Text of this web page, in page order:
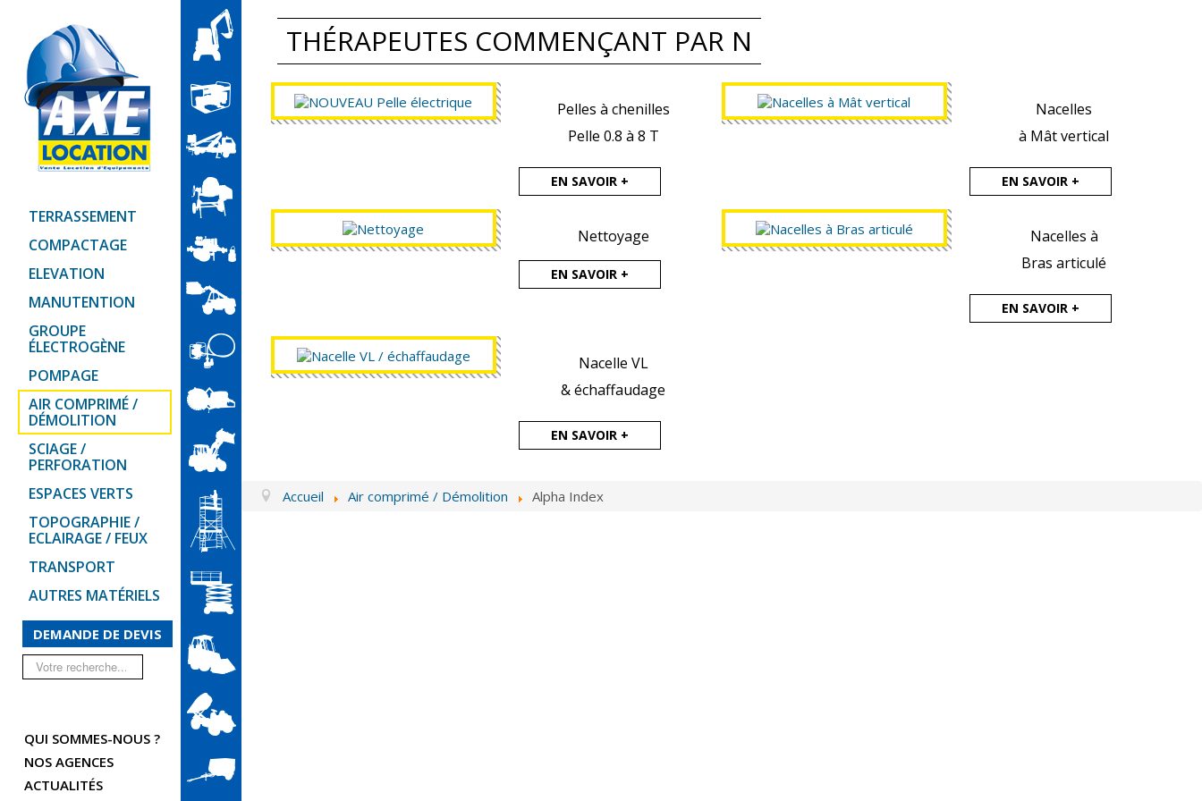
TERRASSEMENT
COMPACTAGE
ELEVATION
MANUTENTION
GROUPE
ÉLECTROGÈNE
POMPAGE
AIR COMPRIMÉ /
DÉMOLITION
SCIAGE /
PERFORATION
ESPACES VERTS
TOPOGRAPHIE /
ECLAIRAGE / FEUX
TRANSPORT
AUTRES MATÉRIELS
DEMANDE DE DEVIS
Rechercher
QUI SOMMES-NOUS ?
NOS AGENCES
ACTUALITÉS
THÉRAPEUTES COMMENÇANT PAR N
Pelles à chenilles
Pelle 0.8 à 8 T
EN SAVOIR +
Nacelles
à Mât vertical
EN SAVOIR +
Nettoyage
EN SAVOIR +
Nacelles à
Bras articulé
EN SAVOIR +
Nacelle VL
& échaffaudage
EN SAVOIR +
Accueil Air comprimé / Démolition Alpha Index